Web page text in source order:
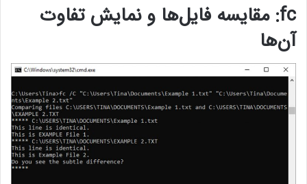
fc: مقایسه فایل‌ها و نمایش تفاوت
آن‌ها